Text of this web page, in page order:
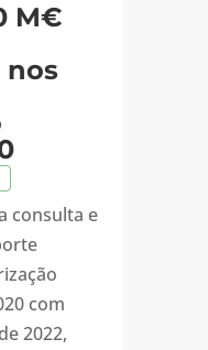
M€
nos
consulta e
com
2022,